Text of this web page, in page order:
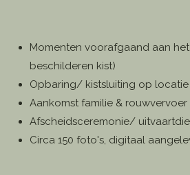
Momenten voorafgaand aan
beschilderen kist)
Opbaring/ kistsluiting op locatie
Aankomst familie &
Afscheidsceremonie/
Circa 150 foto's, digitaal